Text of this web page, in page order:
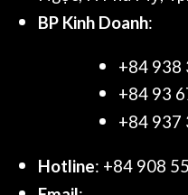
BP Kinh Doanh:
+84 938
+84 93
+84 937
Hotline: +84 908